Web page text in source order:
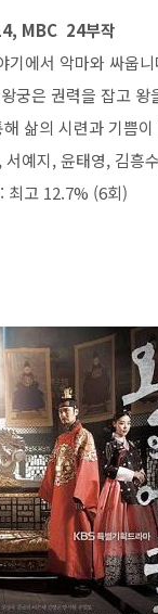
MBC 24부작
에서 악마와 싸웁
궁은 권력을 잡고
삶의 시련과 기쁨
예지, 윤태영, 김흥
최고 12.7% (6회)